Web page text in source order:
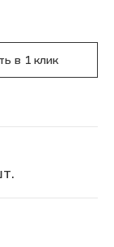
в 1 клик